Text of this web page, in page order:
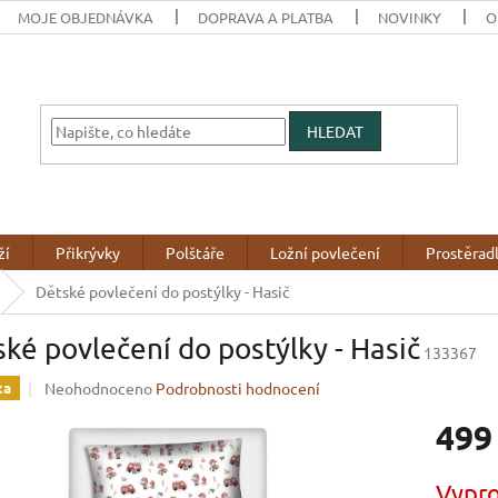
MOJE OBJEDNÁVKA DOPRAVA A PLATBA NOVINKY O
HLEDAT
Přikrývky Polštáře Ložní povlečení
Dětské povlečení do postýlky - Hasič
povlečení do postýlky - Hasič 133367
Průměrné
produktu
Neohodnoceno Podrobnosti hodnocení